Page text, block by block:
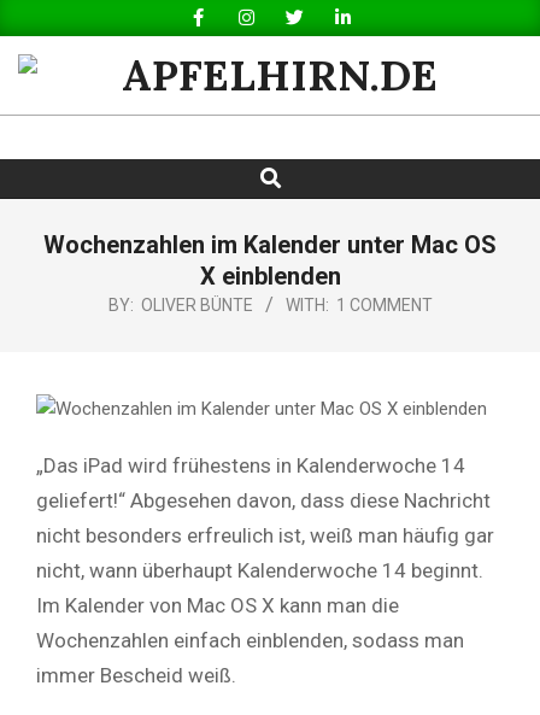
to
content
APFELHIRN.DE
Navigation
Search
Wochenzahlen im Kalender unter Mac OS
X einblenden
BY: OLIVER BÜNTE WITH: 1 COMMENT
„Das iPad wird frühestens in Kalenderwoche 14
geliefert!“ Abgesehen davon, dass diese Nachricht
nicht besonders erfreulich ist, weiß man häufig gar
nicht, wann überhaupt Kalenderwoche 14 beginnt.
Im Kalender von Mac OS X kann man die
Wochenzahlen einfach einblenden, sodass man
immer Bescheid weiß.